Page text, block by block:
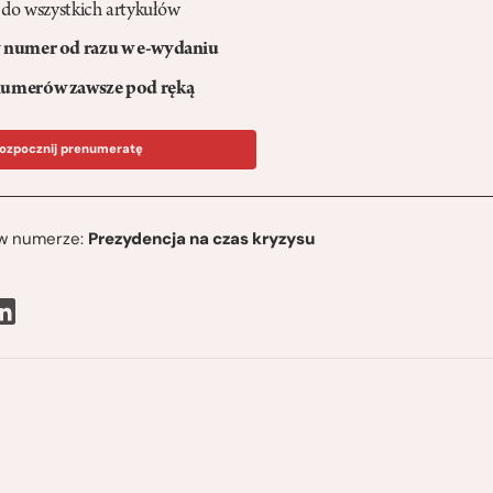
wszystkich artykułów
od razu w e-wydaniu
zawsze pod ręką
prenumeratę
numerze: Prezydencja na czas kryzysu